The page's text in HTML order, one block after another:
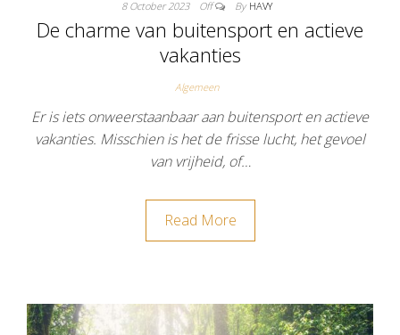
8 October 2023 Off By HAVY
De charme van buitensport en actieve
vakanties
Algemeen
Er is iets onweerstaanbaar aan buitensport en actieve
vakanties. Misschien is het de frisse lucht, het gevoel
van vrijheid, of…
Read More